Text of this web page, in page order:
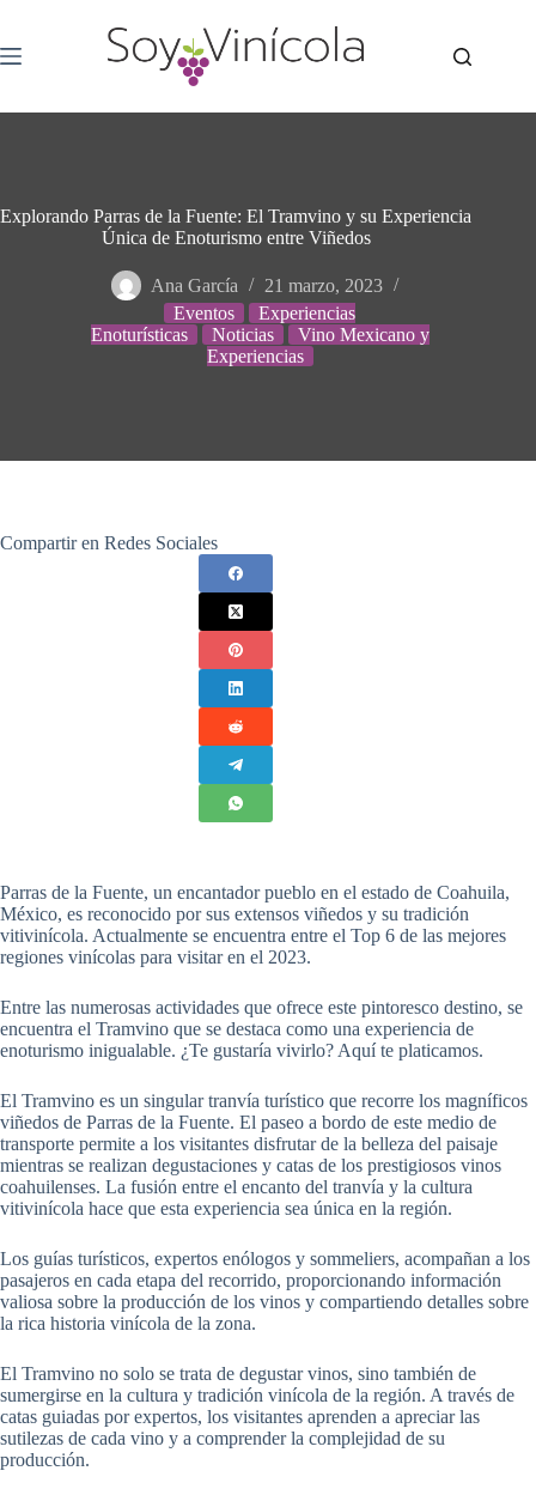
Explorando Parras de la Fuente: El Tramvino y su Experiencia
Única de Enoturismo entre Viñedos
Ana García
21 marzo, 2023
Eventos
Experiencias
Enoturísticas
Noticias
Vino Mexicano y
Experiencias
Compartir en Redes Sociales
Parras de la Fuente, un encantador pueblo en el estado de Coahuila,
México, es reconocido por sus extensos viñedos y su tradición
vitivinícola. Actualmente se encuentra entre el Top 6 de las mejores
regiones vinícolas para visitar en el 2023.
Entre las numerosas actividades que ofrece este pintoresco destino, se
encuentra el Tramvino que se destaca como una experiencia de
enoturismo inigualable. ¿Te gustaría vivirlo? Aquí te platicamos.
El Tramvino es un singular tranvía turístico que recorre los magníficos
viñedos de Parras de la Fuente. El paseo a bordo de este medio de
transporte permite a los visitantes disfrutar de la belleza del paisaje
mientras se realizan degustaciones y catas de los prestigiosos vinos
coahuilenses. La fusión entre el encanto del tranvía y la cultura
vitivinícola hace que esta experiencia sea única en la región.
Los guías turísticos, expertos enólogos y sommeliers, acompañan a los
pasajeros en cada etapa del recorrido, proporcionando información
valiosa sobre la producción de los vinos y compartiendo detalles sobre
la rica historia vinícola de la zona.
El Tramvino no solo se trata de degustar vinos, sino también de
sumergirse en la cultura y tradición vinícola de la región. A través de
catas guiadas por expertos, los visitantes aprenden a apreciar las
sutilezas de cada vino y a comprender la complejidad de su
producción.